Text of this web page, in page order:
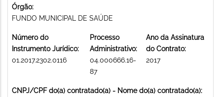
Órgão:
FUNDO MUNICIPAL DE SAÚDE
Número do
Instrumento Jurídico:
01.2017.2302.0116
Processo
Administrativo:
04.000666.16-
87
Ano da Assinatura
do Contrato:
2017
CNPJ/CPF do(a) contratado(a) - Nome do(a) contratado(a):